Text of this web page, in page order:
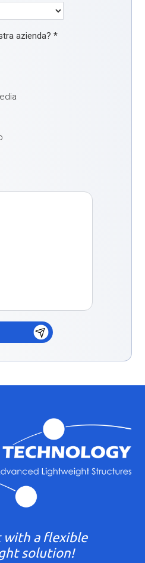
azienda?*
with a flexible
solution!